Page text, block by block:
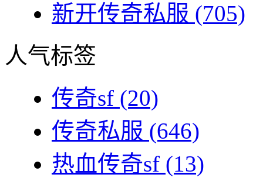
新开传奇私服 (705)
人气标签
传奇sf (20)
传奇私服 (646)
热血传奇sf (13)